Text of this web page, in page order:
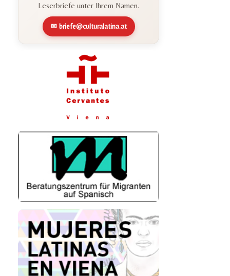
Leserbriefe unter Ihrem Namen.
✉ briefe@culturalatina.at